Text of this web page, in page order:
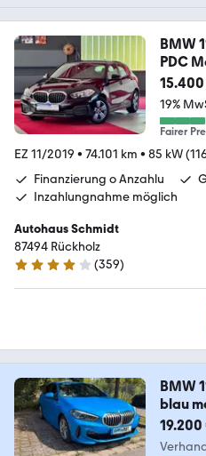
BMW
PDC
19%
Fairer
EZ 11/2019 • 74.101 km • 85 kW
Finanzierung o Anzahlu
Inzahlungnahme möglich
Autohaus Schmidt
87494 Rückholz
4 Sterne
(359)
BMW 118i
blau